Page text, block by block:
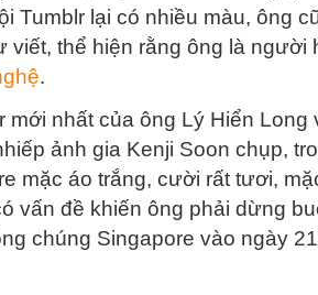
Tumblr lại có nhiều màu, ông
viết, thể hiện rằng ông là người
.
mới nhất của ông Lý Hiển
ảnh gia Kenji Soon chụp,
mặc áo trắng, cười rất tươi,
vấn đề khiến ông phải dừng
chúng Singapore vào ngày